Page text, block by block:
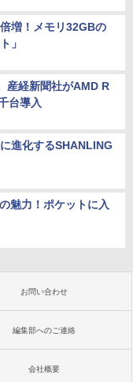
増！メモリ32GBの
」
産経新聞社がAMD R
台導入
進化するSHANLING
魅力！ポケットに入
お問い合わせ
編集部へのご連絡
会社概要